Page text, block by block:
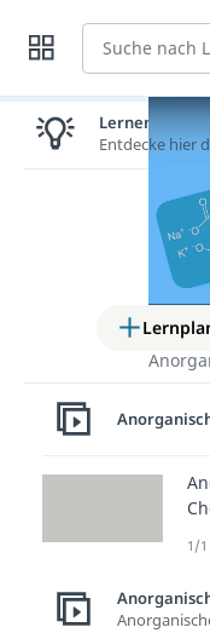
Suche
Lernen lohnt
Entdecke hier
1/1